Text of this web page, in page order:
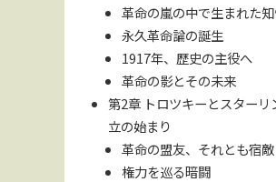
革命の嵐の中で生まれた
永久革命論の誕生
1917年、歴史の主役へ
革命の影とその未来
第2章 トロツキーとスターリ
立の始まり
革命の盟友、それとも宿敵
権力を巡る暗闘